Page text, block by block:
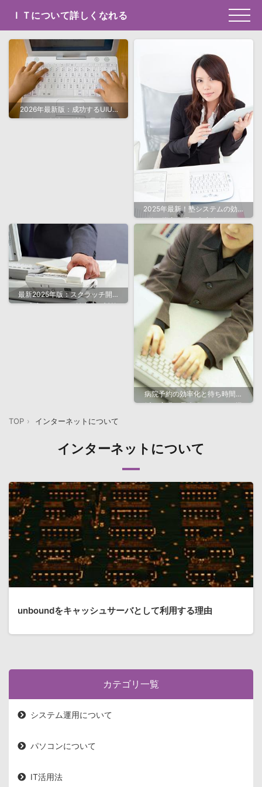
ＩＴについて詳しくなれる
2026年最新版：成功するUIUX
デザイン会社の秘訣と最先端ト
2025年最新！塾システムの効果
的な導入と選び方完全ガイド
最新2025年版：スクラッチ開発
の成功ポイントと効率的な対策
病院予約の効率化と待ち時間削
減を実現！最先端ITシステム導
TOP インターネットについて
インターネットについて
unboundをキャッシュサーバとして利用する理由
カテゴリ一覧
システム運用について
パソコンについて
IT活用法